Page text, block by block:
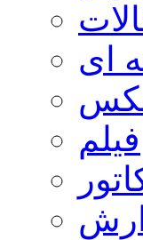
ای
فیلم